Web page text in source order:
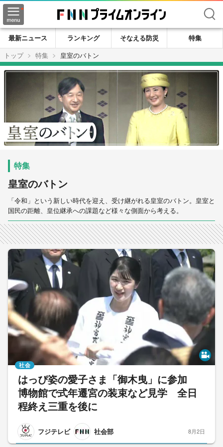
検索
最新ニュース ランキング そなえる防災
特集
トップ
特集 皇室のバトン
皇室のバトン
「令和」という新しい時代を迎え、受け継がれる皇室のバトン。皇室と
国民の距離、皇位継承への課題など様々な側面から考える。
はっぴ姿の愛子さま「御木曳」に参加
博物館で式年遷宮の装束など見学 全日
程終え三重を後に
フジテレビ 社会部
社会
8月2日